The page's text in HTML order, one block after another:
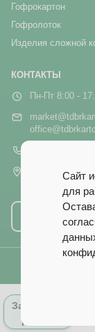
Гофрокартон
Гофролоток
Изделия сложной
КОНТАКТЫ
Пн-Пт 8:00 -
г. Брянск, рп
ул.
© 2014–2026
Запросить
расчёт
Сайт
для